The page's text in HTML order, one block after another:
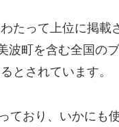
たって上位に掲載
波町を含む全国の
とされています。
ており、いかにも